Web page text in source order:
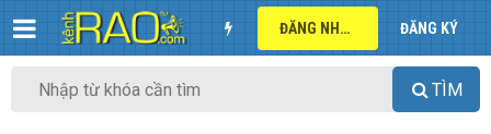
ĐĂNG NHẬP ĐĂNG KÝ
TÌM